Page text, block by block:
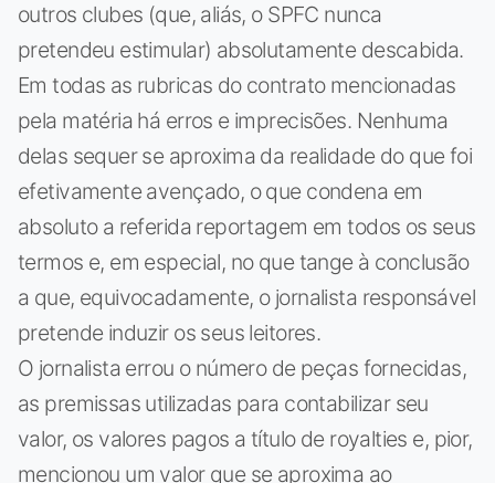
outros clubes (que, aliás, o SPFC nunca
pretendeu estimular) absolutamente descabida.
Em todas as rubricas do contrato mencionadas
pela matéria há erros e imprecisões. Nenhuma
delas sequer se aproxima da realidade do que foi
efetivamente avençado, o que condena em
absoluto a referida reportagem em todos os seus
termos e, em especial, no que tange à conclusão
a que, equivocadamente, o jornalista responsável
pretende induzir os seus leitores.
O jornalista errou o número de peças fornecidas,
as premissas utilizadas para contabilizar seu
valor, os valores pagos a título de royalties e, pior,
mencionou um valor que se aproxima ao